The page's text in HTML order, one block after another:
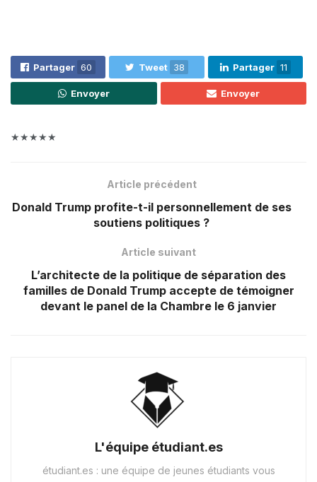
Partager 60 Tweet 38 Partager 11
Envoyer Envoyer
★★★★★
Article précédent
Donald Trump profite-t-il personnellement de ses
soutiens politiques ?
Article suivant
L’architecte de la politique de séparation des
familles de Donald Trump accepte de témoigner
devant le panel de la Chambre le 6 janvier
L'équipe étudiant.es
étudiant.es : une équipe de jeunes étudiants vous